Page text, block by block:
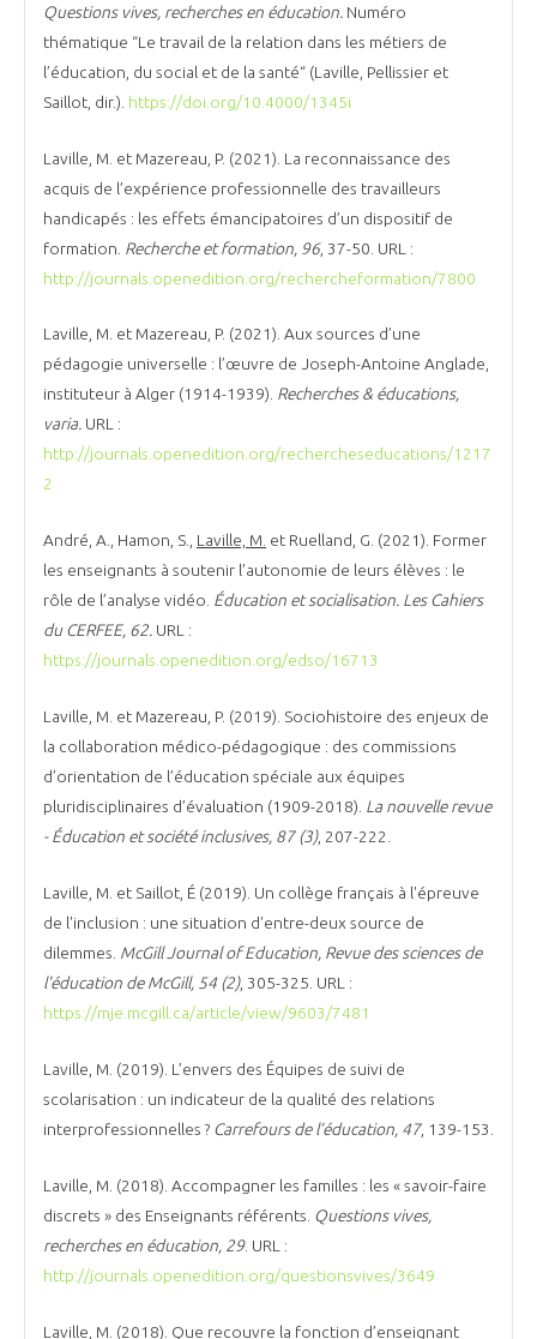
Questions vives, recherches en éducation. Numéro
thématique “Le travail de la relation dans les métiers de
l’éducation, du social et de la santé“ (Laville, Pellissier et
Saillot, dir.). https://doi.org/10.4000/1345i
Laville, M. et Mazereau, P. (2021). La reconnaissance des
acquis de l’expérience professionnelle des travailleurs
handicapés : les effets émancipatoires d’un dispositif de
formation. Recherche et formation, 96, 37-50. URL :
http://journals.openedition.org/rechercheformation/7800
Laville, M. et Mazereau, P. (2021). Aux sources d’une
pédagogie universelle : l’œuvre de Joseph-Antoine Anglade,
instituteur à Alger (1914-1939). Recherches & éducations,
varia. URL :
http://journals.openedition.org/rechercheseducations/1217
2
André, A., Hamon, S., Laville, M. et Ruelland, G. (2021). Former
les enseignants à soutenir l’autonomie de leurs élèves : le
rôle de l’analyse vidéo. Éducation et socialisation. Les Cahiers
du CERFEE, 62. URL :
https://journals.openedition.org/edso/16713
Laville , M. et Mazereau , P. (2019). Sociohistoire des enjeux de
la collaboration médico-pédagogique : des commissions
d’orientation de l’éducation spéciale aux équipes
pluridisciplinaires d’évaluation (1909-2018). La nouvelle revue
- Éducation et société inclusives, 87 (3), 207-222.
Laville, M. et Saillot, É (2019). Un collège français à l'épreuve
de l'inclusion : une situation d'entre-deux source de
dilemmes. McGill Journal of Education, Revue des sciences de
l'éducation de McGill, 54 (2), 305-325. URL :
https://mje.mcgill.ca/article/view/9603/7481
Laville, M. (2019). L’envers des Équipes de suivi de
scolarisation : un indicateur de la qualité des relations
interprofessionnelles ? Carrefours de l’éducation, 47, 139-153.
Laville, M. (2018). Accompagner les familles : les « savoir-faire
discrets » des Enseignants référents. Questions vives,
recherches en éducation, 29. URL :
http://journals.openedition.org/questionsvives/3649
Laville, M. (2018). Que recouvre la fonction d’enseignant